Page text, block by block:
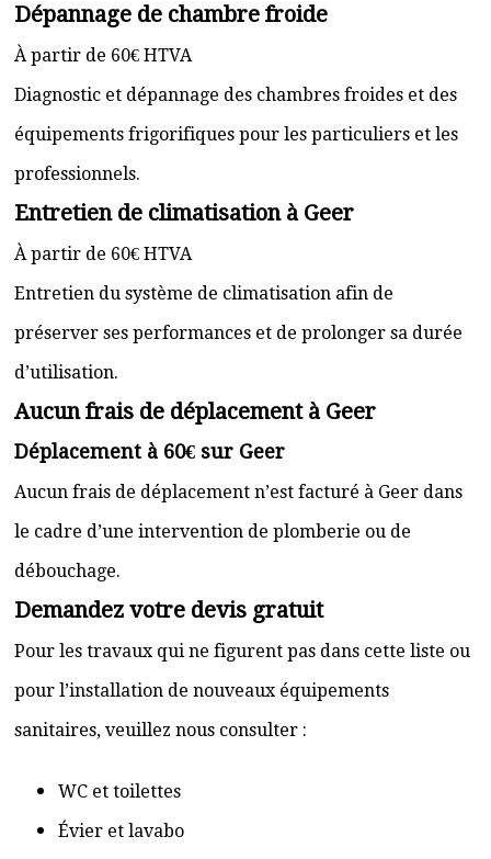
Dépannage de chambre froide
À partir de 60€ HTVA
Diagnostic et dépannage des chambres froides et des
équipements frigorifiques pour les particuliers et les
professionnels.
Entretien de climatisation à Geer
À partir de 60€ HTVA
Entretien du système de climatisation afin de
préserver ses performances et de prolonger sa durée
d’utilisation.
Aucun frais de déplacement à Geer
Déplacement à 60€ sur Geer
Aucun frais de déplacement n’est facturé à Geer dans
le cadre d’une intervention de plomberie ou de
débouchage.
Demandez votre devis gratuit
Pour les travaux qui ne figurent pas dans cette liste ou
pour l’installation de nouveaux équipements
sanitaires, veuillez nous consulter :
WC et toilettes
Évier et lavabo